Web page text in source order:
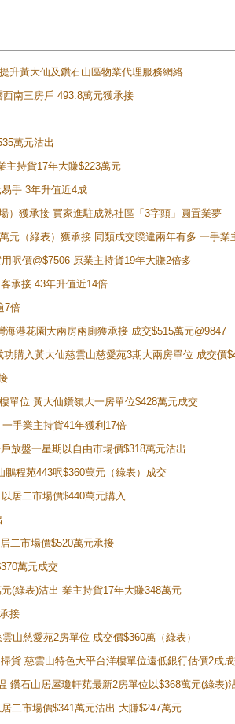
升黃大仙及鑽石山區物業代理服務網絡
南三房戶 493.8萬元獲承接
萬元沽出
主持貨17年大賺$223萬元
手 3年升值近4成
）獲承接 買家進駐成熟社區「3字頭」圓置業夢
元（綠表）獲承接 同類成交暌違兩年有多 一手業
呎價@$7506 原業主持貨19年大賺2倍多
承接 43年升值近14倍
7倍
港花園大兩房兩廁獲承接 成交$515萬元@9847
購入黃大仙慈雲山慈愛苑3期大兩房單位 成交價
單位 黃大仙鑽嶺大一房單位$428萬元成交
手業主持貨41年獲利17倍
放盤一星期以自由市場價$318萬元沽出
程苑443呎$360萬元（綠表）成交
居二市場價$440萬元購入
二市場價$520萬元承接
萬元成交
(綠表)沽出 業主持貨17年大賺348萬元
接
山慈愛苑2房單位 成交價$360萬（綠表）
貨 慈雲山特色大平台洋樓單位遠低銀行估價2成
鑽石山居屋瓊軒苑最新2房單位以$368萬元(綠表)
二市場價$341萬元沽出 大賺$247萬元